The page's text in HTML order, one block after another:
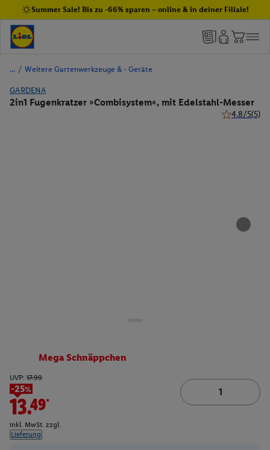
Summer Sale! Bis zu -66% sparen – online & in deiner Filiale!
/ Weitere Gartenwerkzeuge & - Geräte
GARDENA
2in1 Fugenkratzer »Combisystem«, mit Edelstahl-Messer
4.8/5(5)
Mega Schnäppchen
UVP: 17.99
-25%
13.49*
inkl. MwSt. zzgl.
Lieferung